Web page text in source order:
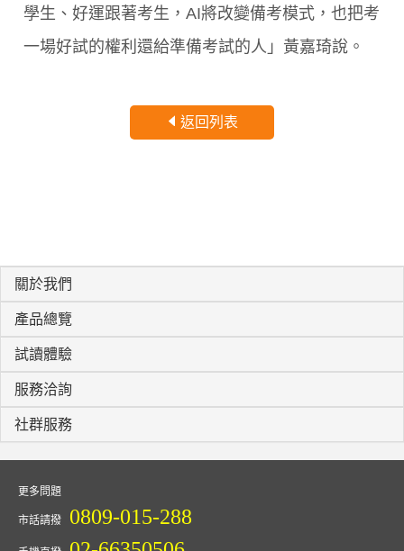
學生、好運跟著考生，AI將改變備考模式，也把考
一場好試的權利還給準備考試的人」黃嘉琦說。
返回列表
關於我們
產品總覽
試讀體驗
服務洽詢
社群服務
更多問題
市話請撥 0809-015-288